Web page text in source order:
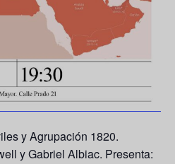
y Agrupación 1820.
y Gabriel Albiac. Presenta: